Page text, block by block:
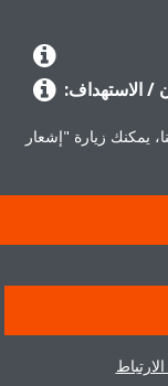
/ الاستهداف:
يمكنك زيارة "إشعار